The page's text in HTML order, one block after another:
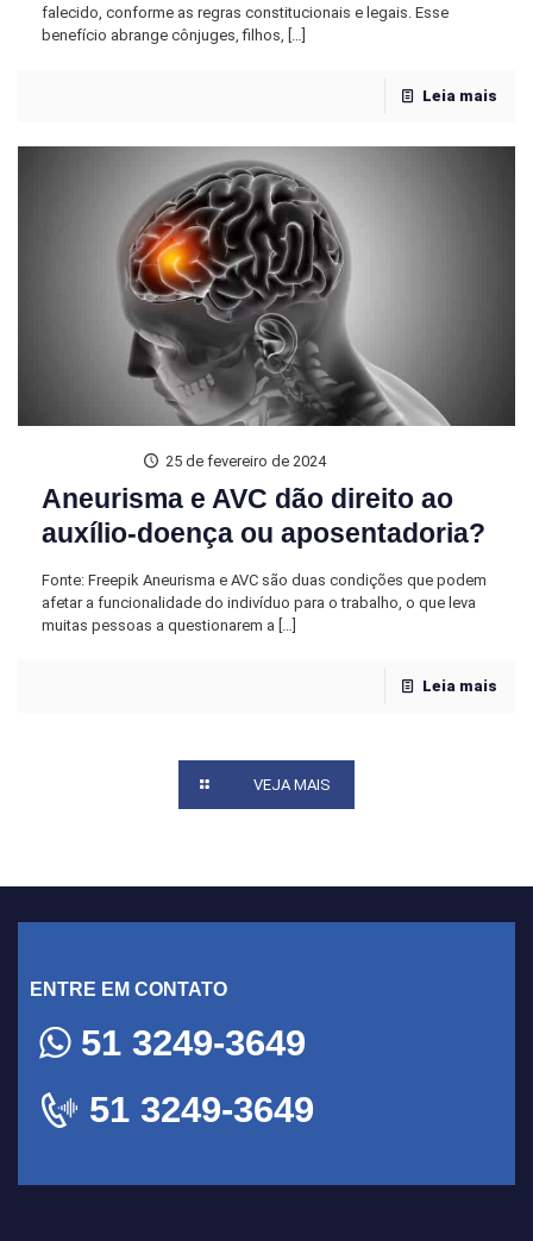
falecido, conforme as regras constitucionais e legais. Esse
benefício abrange cônjuges, filhos,
Leia mais
25 de fevereiro de 2024
Aneurisma e AVC dão direito ao
auxílio-doença ou aposentadoria?
Fonte: Freepik Aneurisma e AVC são duas condições que podem
afetar a funcionalidade do indivíduo para o trabalho, o que leva
muitas pessoas a questionarem a […]
Leia mais
VEJA MAIS
ENTRE EM CONTATO
51 3249-3649
51 3249-3649